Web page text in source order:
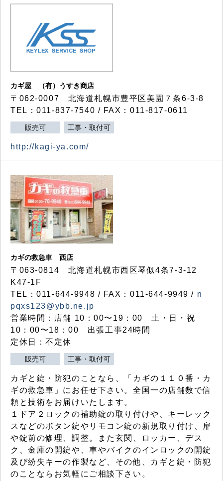
カギ屋 （有）うすき商店
〒062-0007 北海道札幌市豊平区美園７条6-3-8
TEL：011-837-7540 / FAX：011-817-0611
販売可 工事・取付可
http://kagi-ya.com/
カギの救急車 西店
〒063-0814 北海道札幌市西区琴似4条7-3-12
K47-1F
TEL：011-644-9948 / FAX：011-644-9949 / n
pqxs123@ybb.ne.jp
営業時間：店舗 10：00〜19：00 土・日・祝
10：00〜18：00 出張工事24時間
定休日：不定休
販売可 工事・取付可
カギと錠・防犯のことなら、「カギの１１０番・カ
ギの救急車」にお任せ下さい。全国一の店舗数で信
頼と技術をお届けいたします。
１ドア２ロックの補助錠の取り付けや、キーレック
スなどのボタン錠やリモコン錠の新規取り付け、扉
や錠前の修理、調整。また玄関、ロッカー、デス
ク、金庫の開錠や、車やバイクのインロックの開錠
及び紛失キーの作製など、その他、カギと錠・防犯
のことならお気軽にご相談下さい。